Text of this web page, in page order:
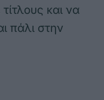
και να
πάλι στην